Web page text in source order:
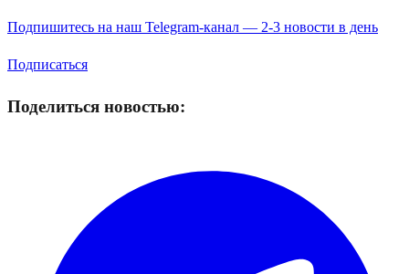
Подпишитесь на наш Telegram-канал — 2-3 новости в день
Подписаться
Поделиться новостью: